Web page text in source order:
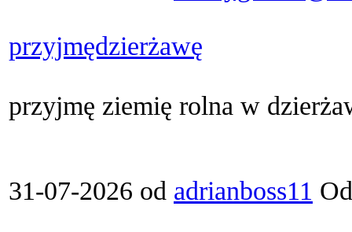
przyjmędzierżawę
przyjmę ziemię rolna w
31-07-2026 od adrianboss11